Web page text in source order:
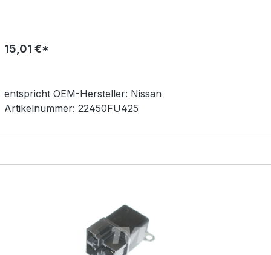
15,01 €*
entspricht OEM-Hersteller: Nissan
Artikelnummer: 22450FU425